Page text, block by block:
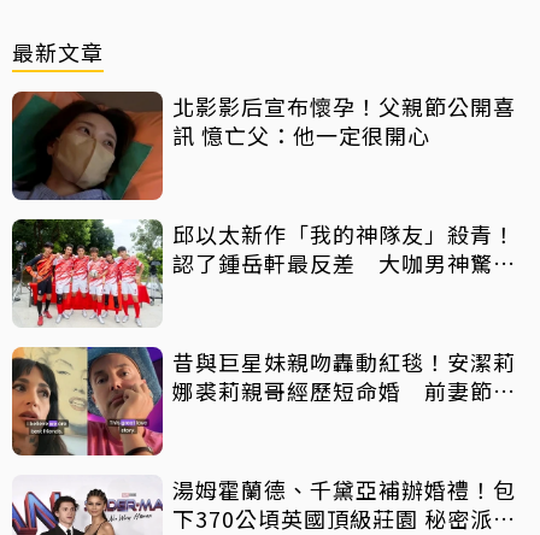
最新文章
北影影后宣布懷孕！父親節公開喜
訊 憶亡父：他一定很開心
邱以太新作「我的神隊友」殺青！
認了鍾岳軒最反差 大咖男神驚喜
昔與巨星妹親吻轟動紅毯！安潔莉
娜裘莉親哥經歷短命婚 前妻節目
湯姆霍蘭德、千黛亞補辦婚禮！包
下370公頃英國頂級莊園 秘密派對